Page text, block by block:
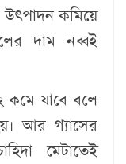
উৎপাদন কমিয়ে
দাম নব্বই
কমে যাবে বলে
আর গ্যাসের
মেটাতেই